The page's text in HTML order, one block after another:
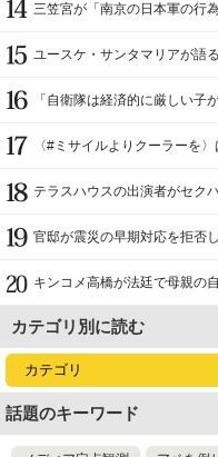
三笠宮が「南京の日本軍の行為
ユースケ・サンタマリアが語
「自衛隊は経済的に厳しい
〈#ミサイルよりクーラーを
テラスハウスの出演者がセク
官邸が震災の早期対応を拒否
キンコメ高橋が法廷で母親の
カテゴリ別に読む
話題のキーワード